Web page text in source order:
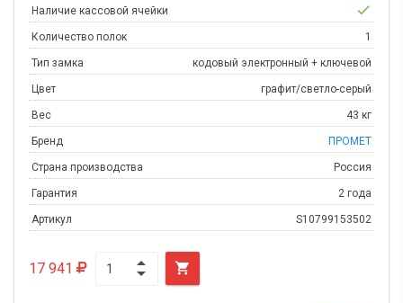
Наличие кассовой ячейки check
Количество полок 1
Тип замка кодовый электронный + ключевой
Цвет графит/светло-серый
Вес 43 кг
Бренд ПРОМЕТ
Страна производства Россия
Гарантия 2 года
Артикул S10799153502
17 941 